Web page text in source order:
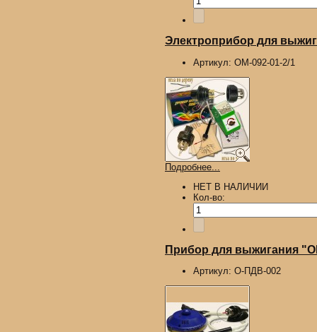
Электроприбор для
Артикул: ОМ-092-01-2/1
Подробнее...
НЕТ В НАЛИЧИИ
Кол-во:
Прибор для выжигания
Артикул: О-ПДВ-002